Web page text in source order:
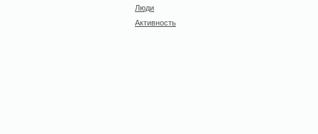
Люди
Активность